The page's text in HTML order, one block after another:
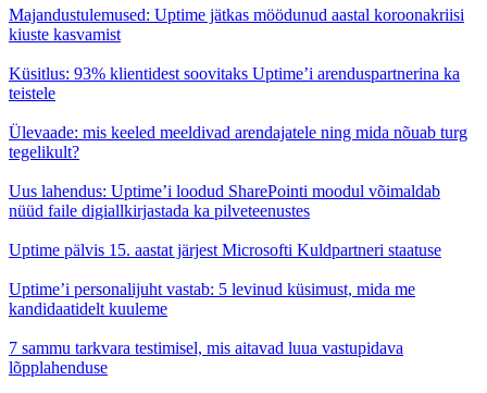
Majandustulemused: Uptime jätkas möödunud aastal koroonakriisi
kiuste kasvamist
Küsitlus: 93% klientidest soovitaks Uptime’i arenduspartnerina ka
teistele
Ülevaade: mis keeled meeldivad arendajatele ning mida nõuab turg
tegelikult?
Uus lahendus: Uptime’i loodud SharePointi moodul võimaldab
nüüd faile digiallkirjastada ka pilveteenustes
Uptime pälvis 15. aastat järjest Microsofti Kuldpartneri staatuse
Uptime’i personalijuht vastab: 5 levinud küsimust, mida me
kandidaatidelt kuuleme
7 sammu tarkvara testimisel, mis aitavad luua vastupidava
lõpplahenduse